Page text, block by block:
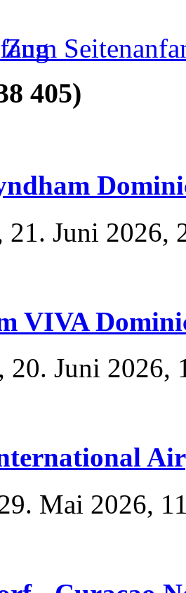
Zum
405)
21. Juni 2026,
VIVA
20. Juni 2026,
Mai 2026,